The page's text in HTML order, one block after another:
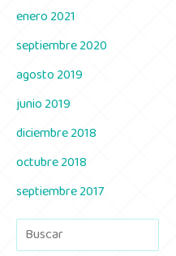
enero 2021
septiembre 2020
agosto 2019
junio 2019
diciembre 2018
octubre 2018
septiembre 2017
Buscar